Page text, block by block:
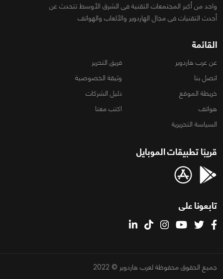
واحد من أكبر المجتمعات التقنية فى الشرق الأوسط تتحدث عن
أحدث التقنيات فى مجال الهاردوير والألعاب والهواتف
القائمة
عن عرب هاردوير
فريق التحرير
اتصل بنا
وثيقة الخصوصية
خريطة الموقع
دليل الشركات
هواتف
اكتب معنا
السياسة التحريرية
قريبًا تطبيقات الموبايل
تابعونا على
جميع الحقوق محفوظة لعرب هاردوير © 2022